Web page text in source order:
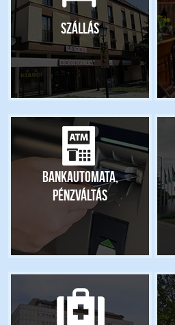
Szállás
Bankautomata,
pénzváltás